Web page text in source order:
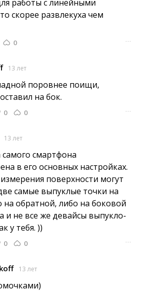
работы с линейными
скорее развлекуха чем
0 ···
13 лет
поровнее поищи,
на бок.
0 0 ···
13 лет
смартфона
в его основных настройках.
поверхности могут
самые выпуклые точки на
на обратной, либо на боковой
и не все же девайсы выпукло-
у тебя. ))
0 0 ···
13 лет